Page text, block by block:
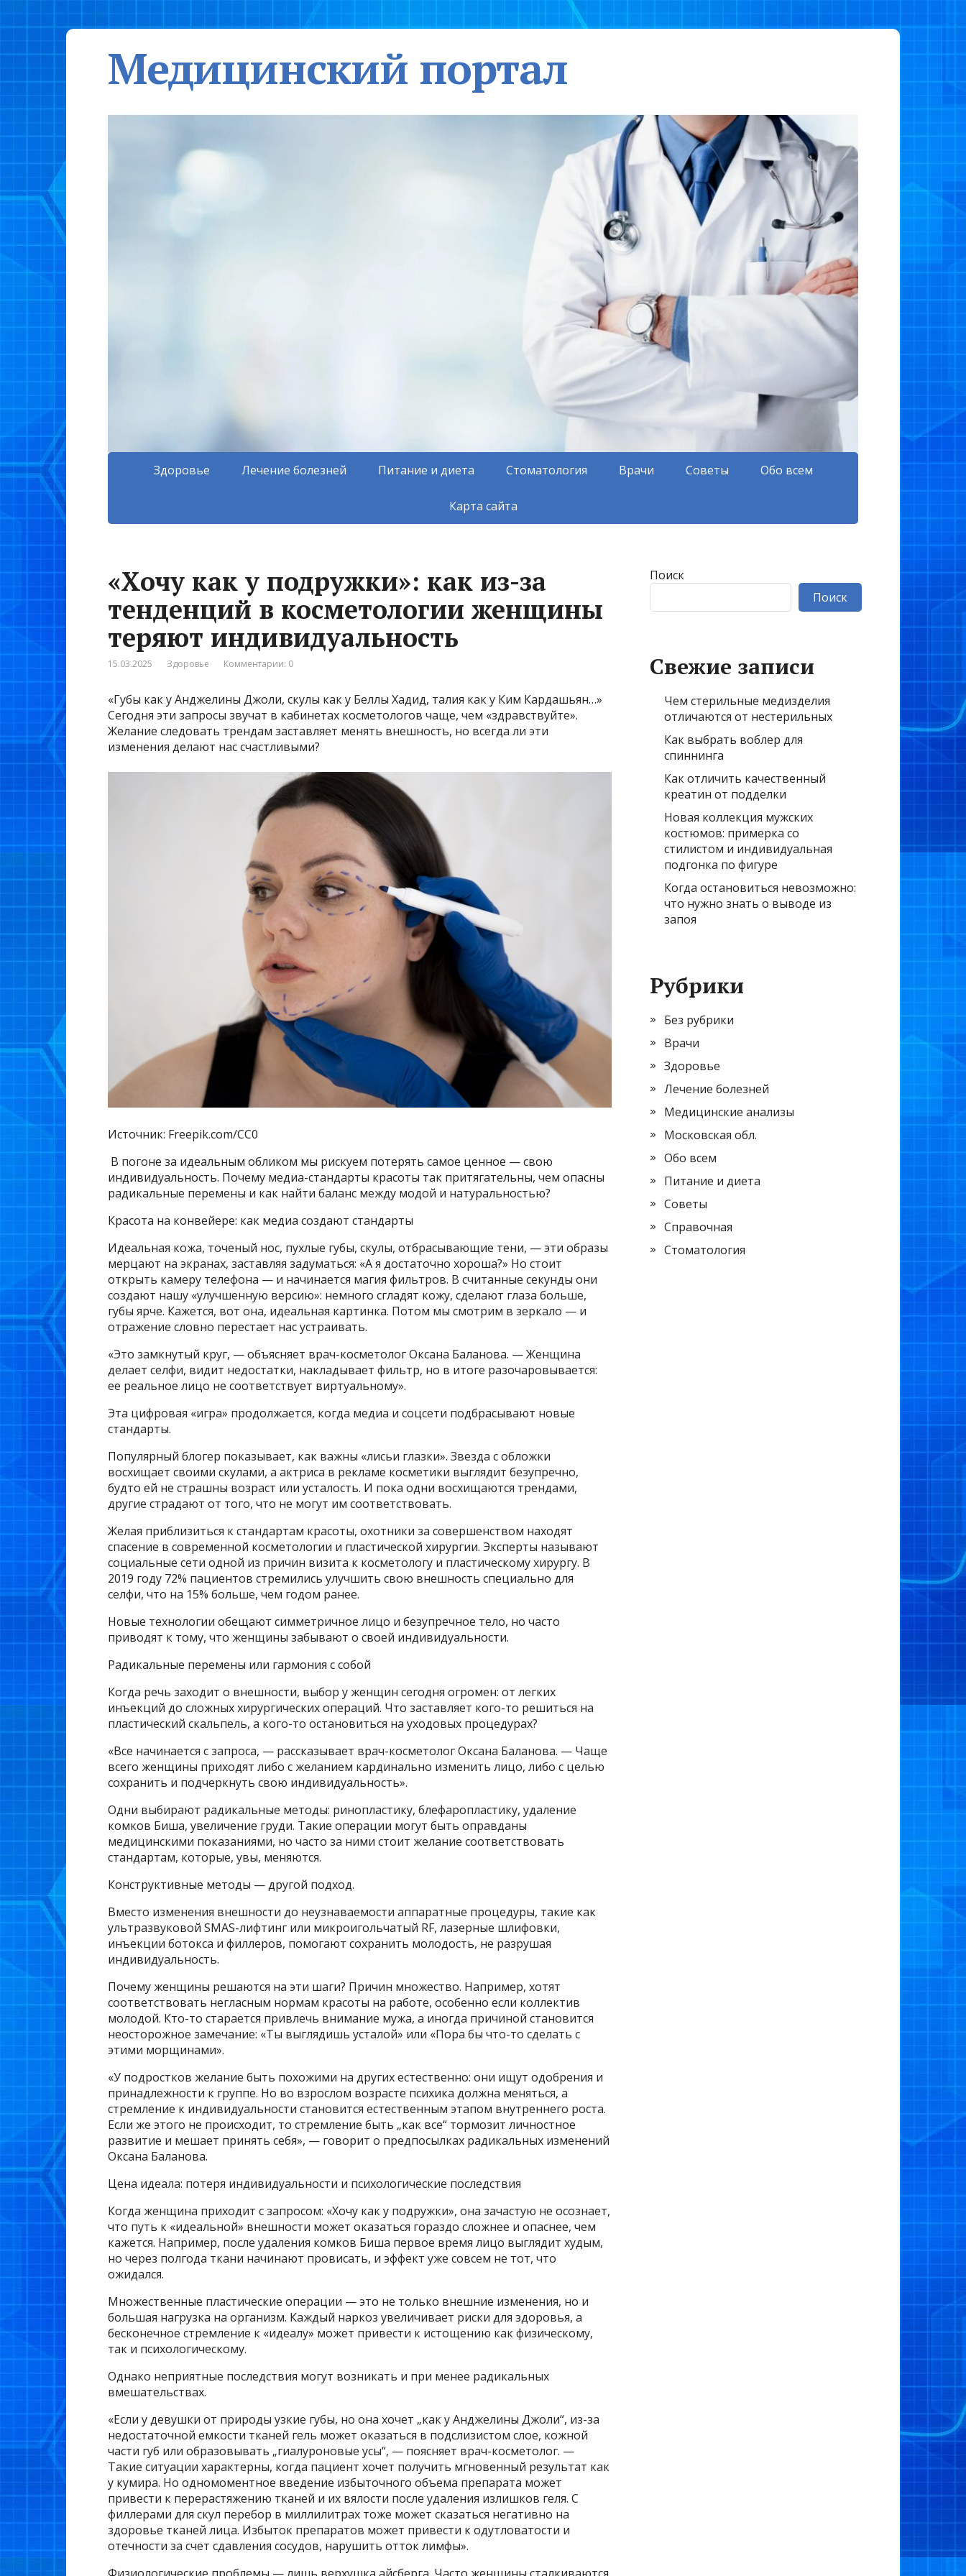
Медицинский портал
Здоровье Лечение болезней Питание и диета Стоматология Врачи Советы Обо всем
Карта сайта
«Хочу как у подружки»: как из-за
тенденций в косметологии женщины
теряют индивидуальность
15.03.2025 Здоровье Комментарии: 0
«Губы как у Анджелины Джоли, скулы как у Беллы Хадид, талия как у Ким Кардашьян…»
Сегодня эти запросы звучат в кабинетах косметологов чаще, чем «здравствуйте».
Желание следовать трендам заставляет менять внешность, но всегда ли эти
изменения делают нас счастливыми?
Источник: Freepik.com/CC0
В погоне за идеальным обликом мы рискуем потерять самое ценное — свою
индивидуальность. Почему медиа-стандарты красоты так притягательны, чем опасны
радикальные перемены и как найти баланс между модой и натуральностью?
Красота на конвейере: как медиа создают стандарты
Идеальная кожа, точеный нос, пухлые губы, скулы, отбрасывающие тени, — эти образы
мерцают на экранах, заставляя задуматься: «А я достаточно хороша?» Но стоит
открыть камеру телефона — и начинается магия фильтров. В считанные секунды они
создают нашу «улучшенную версию»: немного сгладят кожу, сделают глаза больше,
губы ярче. Кажется, вот она, идеальная картинка. Потом мы смотрим в зеркало — и
отражение словно перестает нас устраивать.
«Это замкнутый круг, — объясняет врач-косметолог Оксана Баланова. — Женщина
делает селфи, видит недостатки, накладывает фильтр, но в итоге разочаровывается:
ее реальное лицо не соответствует виртуальному».
Эта цифровая «игра» продолжается, когда медиа и соцсети подбрасывают новые
стандарты.
Популярный блогер показывает, как важны «лисьи глазки». Звезда с обложки
восхищает своими скулами, а актриса в рекламе косметики выглядит безупречно,
будто ей не страшны возраст или усталость. И пока одни восхищаются трендами,
другие страдают от того, что не могут им соответствовать.
Желая приблизиться к стандартам красоты, охотники за совершенством находят
спасение в современной косметологии и пластической хирургии. Эксперты называют
социальные сети одной из причин визита к косметологу и пластическому хирургу. В
2019 году 72% пациентов стремились улучшить свою внешность специально для
селфи, что на 15% больше, чем годом ранее.
Новые технологии обещают симметричное лицо и безупречное тело, но часто
приводят к тому, что женщины забывают о своей индивидуальности.
Радикальные перемены или гармония с собой
Когда речь заходит о внешности, выбор у женщин сегодня огромен: от легких
инъекций до сложных хирургических операций. Что заставляет кого-то решиться на
пластический скальпель, а кого-то остановиться на уходовых процедурах?
«Все начинается с запроса, — рассказывает врач-косметолог Оксана Баланова. — Чаще
всего женщины приходят либо с желанием кардинально изменить лицо, либо с целью
сохранить и подчеркнуть свою индивидуальность».
Одни выбирают радикальные методы: ринопластику, блефаропластику, удаление
комков Биша, увеличение груди. Такие операции могут быть оправданы
медицинскими показаниями, но часто за ними стоит желание соответствовать
стандартам, которые, увы, меняются.
Конструктивные методы — другой подход.
Вместо изменения внешности до неузнаваемости аппаратные процедуры, такие как
ультразвуковой SMAS-лифтинг или микроигольчатый RF, лазерные шлифовки,
инъекции ботокса и филлеров, помогают сохранить молодость, не разрушая
индивидуальность.
Почему женщины решаются на эти шаги? Причин множество. Например, хотят
соответствовать негласным нормам красоты на работе, особенно если коллектив
молодой. Кто-то старается привлечь внимание мужа, а иногда причиной становится
неосторожное замечание: «Ты выглядишь усталой» или «Пора бы что-то сделать с
этими морщинами».
«У подростков желание быть похожими на других естественно: они ищут одобрения и
принадлежности к группе. Но во взрослом возрасте психика должна меняться, а
стремление к индивидуальности становится естественным этапом внутреннего роста.
Если же этого не происходит, то стремление быть „как все“ тормозит личностное
развитие и мешает принять себя», — говорит о предпосылках радикальных изменений
Оксана Баланова.
Цена идеала: потеря индивидуальности и психологические последствия
Когда женщина приходит с запросом: «Хочу как у подружки», она зачастую не осознает,
что путь к «идеальной» внешности может оказаться гораздо сложнее и опаснее, чем
кажется. Например, после удаления комков Биша первое время лицо выглядит худым,
но через полгода ткани начинают провисать, и эффект уже совсем не тот, что
ожидался.
Множественные пластические операции — это не только внешние изменения, но и
большая нагрузка на организм. Каждый наркоз увеличивает риски для здоровья, а
бесконечное стремление к «идеалу» может привести к истощению как физическому,
так и психологическому.
Однако неприятные последствия могут возникать и при менее радикальных
вмешательствах.
«Если у девушки от природы узкие губы, но она хочет „как у Анджелины Джоли“, из-за
недостаточной емкости тканей гель может оказаться в подслизистом слое, кожной
части губ или образовывать „гиалуроновые усы“, — поясняет врач-косметолог. —
Такие ситуации характерны, когда пациент хочет получить мгновенный результат как
у кумира. Но одномоментное введение избыточного объема препарата может
привести к перерастяжению тканей и их вялости после удаления излишков геля. С
филлерами для скул перебор в миллилитрах тоже может сказаться негативно на
здоровье тканей лица. Избыток препаратов может привести к одутловатости и
отечности за счет сдавления сосудов, нарушить отток лимфы».
Поиск
Поиск
Свежие записи
Чем стерильные медизделия
отличаются от нестерильных
Как выбрать воблер для
спиннинга
Как отличить качественный
креатин от подделки
Новая коллекция мужских
костюмов: примерка со
стилистом и индивидуальная
подгонка по фигуре
Когда остановиться невозможно:
что нужно знать о выводе из
запоя
Рубрики
Без рубрики
Врачи
Здоровье
Лечение болезней
Медицинские анализы
Московская обл.
Обо всем
Питание и диета
Советы
Справочная
Стоматология